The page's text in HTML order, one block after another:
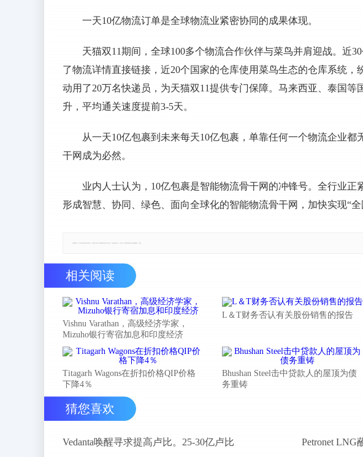
一天10亿物流订单是全球物流业紧密协同的成果体现。
天猫双11期间，全球100多个物流合作伙伴与菜鸟并肩迎战。近
了物流详情直接链接，近20个国家的仓库使用菜鸟生态的仓库系统，
动用了20万名快递员，为天猫双11提供专门保障。马来西亚、泰国等
升，平均通关速度提前3-5天。
从一天10亿包裹到未来每天10亿包裹，单靠任何一个物流企业
干网成为必然。
业内人士认为，10亿包裹是智能物流骨干网的冲锋号。全行业正
形成智慧、协同、绿色、面向全球化的智能物流骨干网，加快实现“
相关阅读
Vishnu Varathan，高级经济学家，
Mizuho银行寄宿加息和印度经济
L＆T财务否认有关股份销售的报告
Titagarh Wagons在折扣价格QIP价格
下降4％
Bhushan Steel击中贷款人的屋顶为债
务重铸
猜您喜欢
Vedanta唤醒寻求提高卢比。25-30亿卢比 Petronet